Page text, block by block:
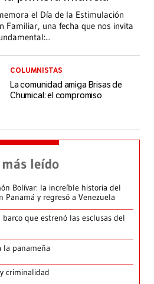
el Día de la Estimulación
Familiar, una fecha que nos invita
...
COLUMNISTAS
La comunidad amiga Brisas de
Chumical: el compromiso
más leído
Bolívar: la increíble historia del
Panamá y regresó a Venezuela
que estrenó las esclusas del
la panameña
criminalidad